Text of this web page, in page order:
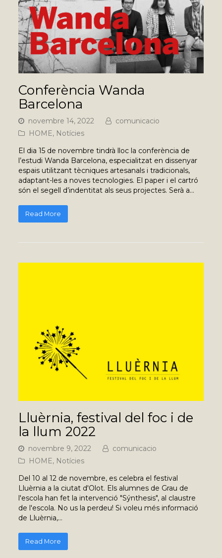
Conferència Wanda
Barcelona
novembre 14, 2022
comunicacio
HOME, Notícies
El dia 15 de novembre tindrà lloc la conferència de
l’estudi Wanda Barcelona, especialitzat en dissenyar
espais utilitzant tècniques artesanals i tradicionals,
adaptant-les a noves tecnologies. El paper i el cartró
són el segell d’indentitat als seus projectes. Serà a…
Read More
Lluèrnia, festival del foc i de
la llum 2022
novembre 9, 2022
comunicacio
HOME, Notícies
Del 10 al 12 de novembre, es celebra el festival
Lluèrnia a la ciutat d'Olot. Els alumnes de Grau de
l'escola han fet la intervenció "Sýnthesis", al claustre
de l'escola. No us la perdeu! Si voleu més informació
de Lluèrnia,…
Read More